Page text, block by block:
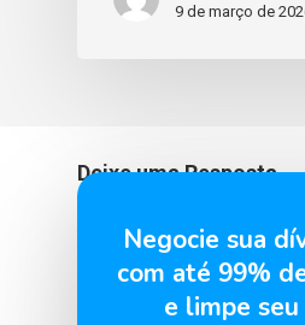
9 de março de
Deixe uma Resposta
You must belogged into
Negocie sua
com até 99%
e limpe seu